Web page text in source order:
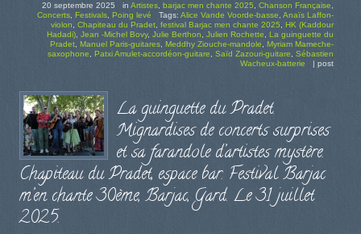
20 septembre 2025 in Artistes, barjac men chante 2025, Chanson Française,
Concerts, Festivals, Poing levé Tags: Alice Vande Voorde-basse, Anaïs Laffon-
violon, Chapiteau du Pradet, festival Barjac men chante 2025, HK (Kaddour
Hadadi), Jean -Michel Bovy, Julie Berthon, Julien Rochette, La guinguette du
Pradet, Manuel Paris-guitares, Meddhy Ziouche-mandole, Myriam Mameche-
saxophone, Patxi Amulet-accordéon-guitare, Saïd Zazouri-guitare, Sébastien
Wacheux-batterie
| post
La guinguette du Pradet.
Mignardises de concerts surprises
et sa farandole d’artistes mystère.
Chapiteau du Pradet, espace bar. Festival Barjac
m’en chante 30ème, Barjac, Gard. Le 31 juillet
2025.